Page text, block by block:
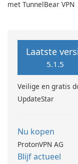
met TunnelBear VPN
Laatste
5.1.5
Veilige en gratis
UpdateStar
Nu kopen
ProtonVPN AG
Blijf actueel